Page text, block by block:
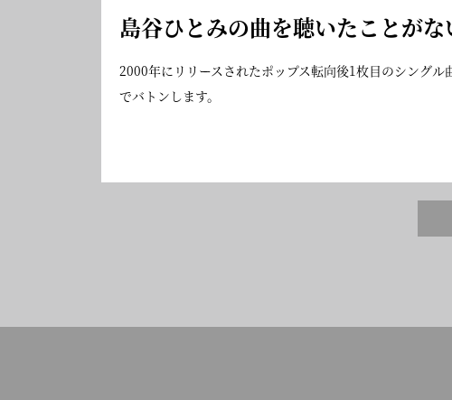
島谷ひとみの曲を聴いたことが
2000年にリリースされたポップス転向後1枚目のシング
でバトンします。